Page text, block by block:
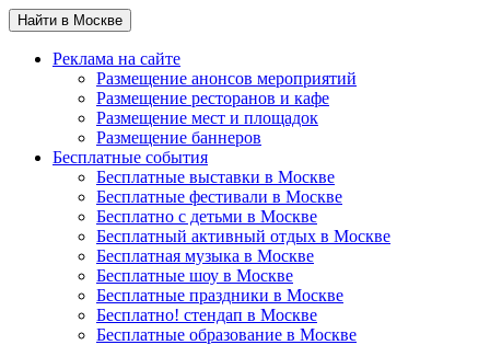
Найти в Москве
Реклама на сайте
Размещение анонсов мероприятий
Размещение ресторанов и кафе
Размещение мест и площадок
Размещение баннеров
Бесплатные события
Бесплатные выставки в Москве
Бесплатные фестивали в Москве
Бесплатно с детьми в Москве
Бесплатный активный отдых в Москве
Бесплатная музыка в Москве
Бесплатные шоу в Москве
Бесплатные праздники в Москве
Бесплатно! стендап в Москве
Бесплатные образование в Москве